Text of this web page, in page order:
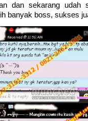
dan sekarang udah
banyak boss, sukses